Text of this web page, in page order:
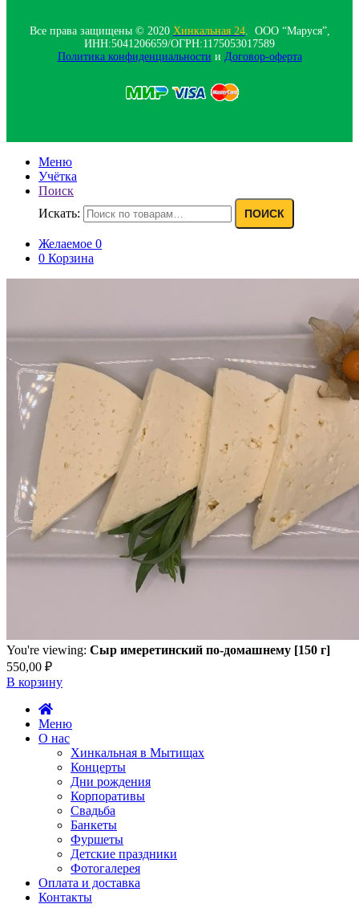
Все права защищены © 2020 Хинкальная 24. ООО “Маруся”,
ИНН:5041206659/ОГРН:1175053017589
Политика конфиденциальности‍ и Договор-оферта
Меню
Учётка
Поиск
Искать:
ПОИСК
Желаемое 0
0 Корзина
You're viewing: Сыр имеретинский по-домашнему [150 г]
550,00 ₽
В корзину
Меню
О нас
Хинкальная в Мытищах
Концерты
Дни рождения
Корпоративы
Свадьба
Банкеты
Фуршеты
Детские праздники
Фотогалерея
Оплата и доставка
Контакты